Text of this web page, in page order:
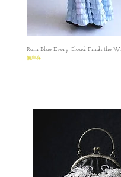
✿ length: 115 cm
✿ Bust: 88 cm
✿ Waist: Free Size
✿ Waist: Free Size
Sample Dress in the Pictures:
Waist: Free SIze
⭐️出席重要場合也沒有問題
這次系列中其中一件Crop Top
Rain Blue Every Cloud Finds the
無庫存